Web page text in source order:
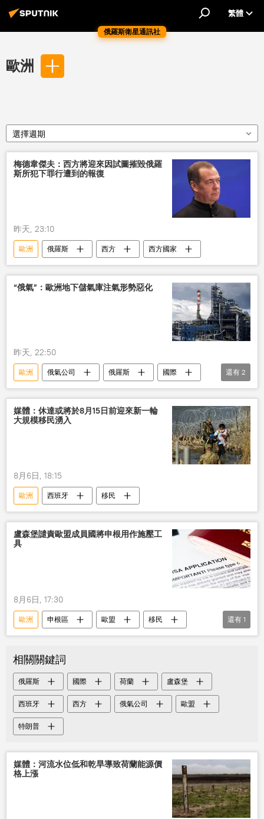
俄羅斯衛星通訊社
繁體
歐洲
選擇週期
梅德韋傑夫：西方將迎來因試圖摧毀俄羅
斯所犯下罪行遭到的報復
昨天, 23:10
歐洲 俄羅斯 西方 西方國家
“俄氣”：歐洲地下儲氣庫注氣形勢惡化
昨天, 22:50
歐洲 俄氣公司 俄羅斯
國際
國際關係
天然氣
還有 2
媒體：休達或將於8月15日前迎來新一輪
大規模移民湧入
8月6日, 18:15
歐洲 西班牙 移民
盧森堡譴責歐盟成員國將申根用作施壓工
具
8月6日, 17:30
歐洲 申根區 歐盟
移民
盧森堡
還有 1
相關關鍵詞
俄羅斯 國際 荷蘭 盧森堡
西班牙 西方 俄氣公司 歐盟
特朗普
媒體：河流水位低和乾旱導致荷蘭能源價
格上漲